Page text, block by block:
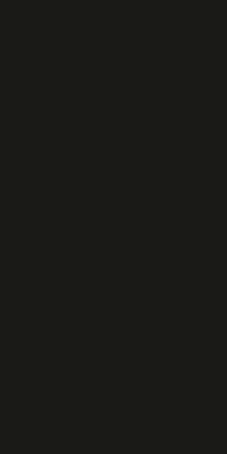
Brasileiro